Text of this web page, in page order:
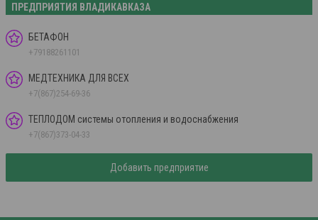
ПРЕДПРИЯТИЯ ВЛАДИКАВКАЗА
БЕТАФОН
+79188261101
МЕДТЕХНИКА ДЛЯ ВСЕХ
+7(867)254-69-36
ТЕПЛОДОМ системы отопления и водоснабжения
+7(867)373-04-33
Добавить предприятие